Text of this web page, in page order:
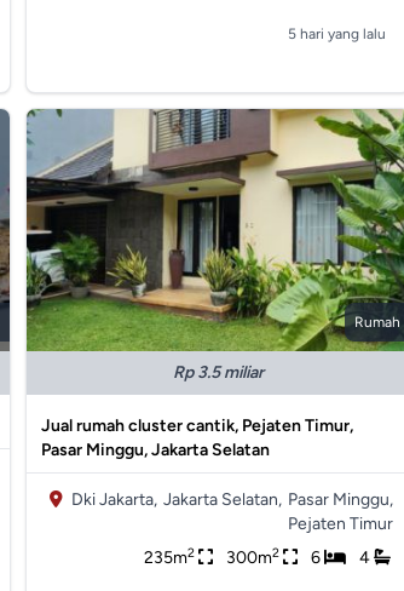
5 hari yang lalu
Rumah
Rp 3.5 miliar
Jual rumah cluster cantik, Pejaten Timur,
Pasar Minggu, Jakarta Selatan
Dki Jakarta, Jakarta Selatan, Pasar Minggu,
Pejaten Timur
235m2 300m2 6 4